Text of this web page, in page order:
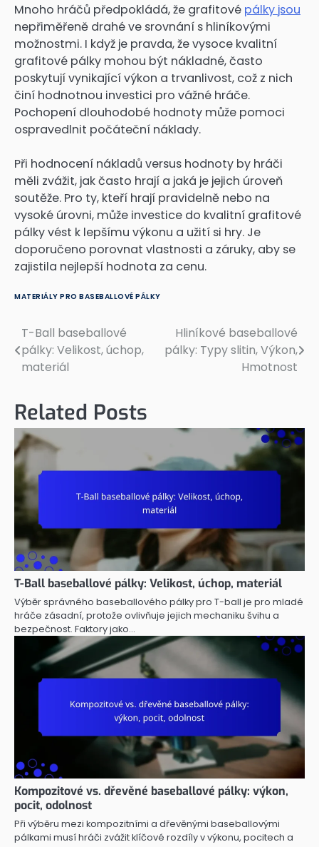
Mnoho hráčů předpokládá, že grafitové pálky jsou
nepřiměřeně drahé ve srovnání s hliníkovými
možnostmi. I když je pravda, že vysoce kvalitní
grafitové pálky mohou být nákladné, často
poskytují vynikající výkon a trvanlivost, což z nich
činí hodnotnou investici pro vážné hráče.
Pochopení dlouhodobé hodnoty může pomoci
ospravedlnit počáteční náklady.
Při hodnocení nákladů versus hodnoty by hráči
měli zvážit, jak často hrají a jaká je jejich úroveň
soutěže. Pro ty, kteří hrají pravidelně nebo na
vysoké úrovni, může investice do kvalitní grafitové
pálky vést k lepšímu výkonu a užití si hry. Je
doporučeno porovnat vlastnosti a záruky, aby se
zajistila nejlepší hodnota za cenu.
MATERIÁLY PRO BASEBALLOVÉ PÁLKY
Post
navigation
T-Ball baseballové
pálky: Velikost, úchop,
materiál
Hliníkové baseballové
pálky: Typy slitin, Výkon,
Hmotnost
Related Posts
T-Ball baseballové pálky: Velikost, úchop, materiál
Výběr správného baseballového pálky pro T-ball je pro mladé
hráče zásadní, protože ovlivňuje jejich mechaniku švihu a
bezpečnost. Faktory jako…
Kompozitové vs. dřevěné baseballové pálky: výkon,
pocit, odolnost
Při výběru mezi kompozitními a dřevěnými baseballovými
pálkami musí hráči zvážit klíčové rozdíly v výkonu, pocitech a